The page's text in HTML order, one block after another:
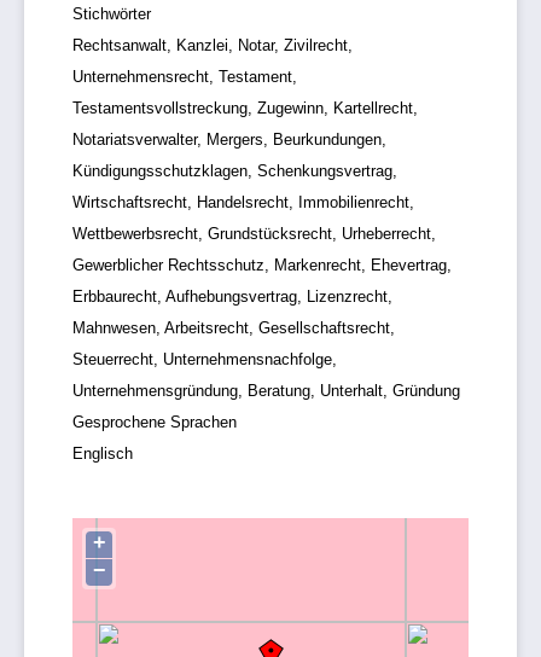
Stichwörter
Rechtsanwalt, Kanzlei, Notar, Zivilrecht,
Unternehmensrecht, Testament,
Testamentsvollstreckung, Zugewinn, Kartellrecht,
Notariatsverwalter, Mergers, Beurkundungen,
Kündigungsschutzklagen, Schenkungsvertrag,
Wirtschaftsrecht, Handelsrecht, Immobilienrecht,
Wettbewerbsrecht, Grundstücksrecht, Urheberrecht,
Gewerblicher Rechtsschutz, Markenrecht, Ehevertrag,
Erbbaurecht, Aufhebungsvertrag, Lizenzrecht,
Mahnwesen, Arbeitsrecht, Gesellschaftsrecht,
Steuerrecht, Unternehmensnachfolge,
Unternehmensgründung, Beratung, Unterhalt, Gründung
Gesprochene Sprachen
Englisch
+
−